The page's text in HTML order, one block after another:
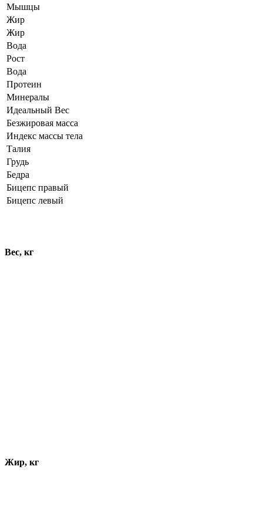
Мышцы
Жир
Жир
Вода
Рост
Вода
Протеин
Минералы
Идеальный Вес
Безжировая масса
Индекс массы тела
Талия
Грудь
Бедра
Бицепс правый
Бицепс левый
Вес, кг
Жир, кг